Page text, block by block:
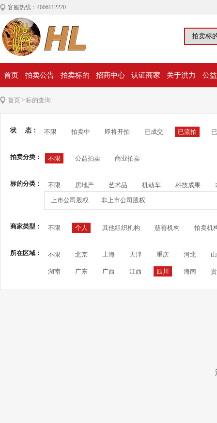
客服热线：4006112220
首页 拍卖公告 拍卖标的 招商中心 认证商家 关于洪力 公
首页>标的查询
状 态： 不限 拍卖中 即将开拍 已成交 已流拍
拍卖分类： 不限 公益拍卖 商业拍卖
标的分类： 不限 房地产 艺术品 机动车 科技成果
上市公司股权 非上市公司股权
商家类型： 不限 个人 其他组织机构 慈善机构 拍卖机
所在区域： 不限 北京 上海 天津 重庆 河北
湖南 广东 广西 江西 四川 海南